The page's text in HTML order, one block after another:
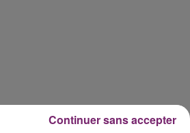
Continuer sans accepter